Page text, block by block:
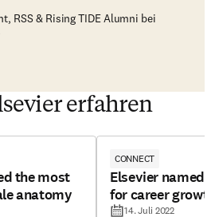
RSS & Rising TIDE Alumni bei
erfahren
the most
anatomy
CONNECT
Elsevier
for career
14. Juli 2022